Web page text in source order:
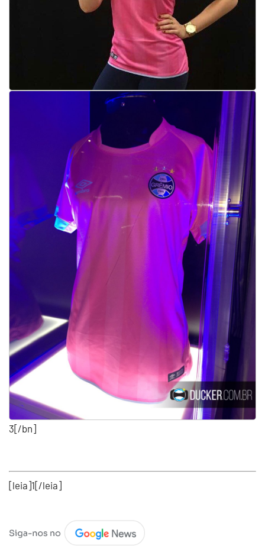
3[/bn]
[leia]1[/leia]